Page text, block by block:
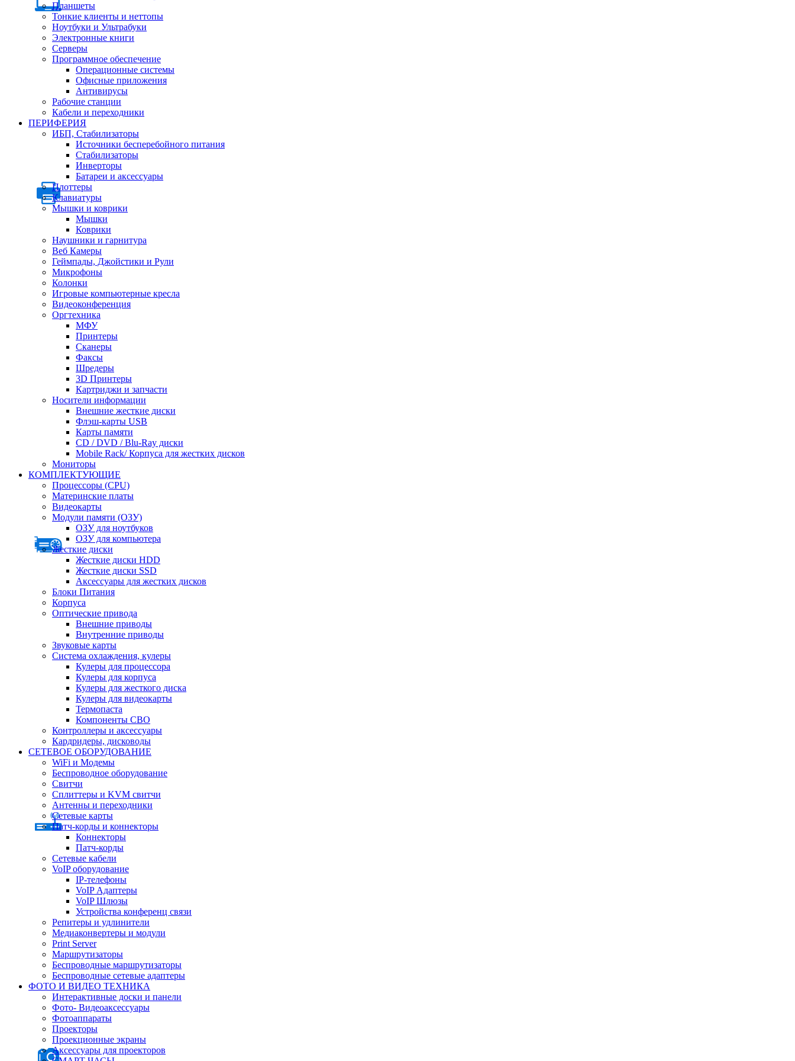
Планшеты
Тонкие клиенты и неттопы
Ноутбуки и Ультрабуки
Электронные книги
Серверы
Программное обеспечение
Операционные системы
Офисные приложения
Антивирусы
Рабочие станции
Кабели и переходники
ПЕРИФЕРИЯ
ИБП, Стабилизаторы
Источники бесперебойного питания
Стабилизаторы
Инверторы
Батареи и аксессуары
Плоттеры
Клавиатуры
Мышки и коврики
Мышки
Коврики
Наушники и гарнитура
Веб Камеры
Геймпады, Джойстики и Рули
Микрофоны
Колонки
Игровые компьютерные кресла
Видеоконференция
Оргтехника
МФУ
Принтеры
Сканеры
Факсы
Шредеры
3D Принтеры
Картриджи и запчасти
Носители информации
Внешние жесткие диски
Флэш-карты USB
Карты памяти
CD / DVD / Blu-Ray диски
Mobile Rack/ Корпуса для жестких дисков
Мониторы
КОМПЛЕКТУЮЩИЕ
Процессоры (CPU)
Материнские платы
Видеокарты
Модули памяти (ОЗУ)
ОЗУ для ноутбуков
ОЗУ для компьютера
Жесткие диски
Жесткие диски HDD
Жесткие диски SSD
Аксессуары для жестких дисков
Блоки Питания
Корпуса
Оптические привода
Внешние приводы
Внутренние приводы
Звуковые карты
Система охлаждения, кулеры
Кулеры для процессора
Кулеры для корпуса
Кулеры для жесткого диска
Кулеры для видеокарты
Термопаста
Компоненты СВО
Контроллеры и аксессуары
Кардридеры, дисководы
СЕТЕВОЕ ОБОРУДОВАНИЕ
WiFi и Модемы
Беспроводное оборудование
Свитчи
Сплиттеры и KVM свитчи
Антенны и переходники
Сетевые карты
Патч-корды и коннекторы
Коннекторы
Патч-корды
Сетевые кабели
VoIP оборудование
IP-телефоны
VoIP Адаптеры
VoIP Шлюзы
Устройства конференц связи
Репитеры и удлинители
Медиаконвертеры и модули
Print Server
Маршрутизаторы
Беспроводные маршрутизаторы
Беспроводные сетевые адаптеры
ФОТО И ВИДЕО ТЕХНИКА
Интерактивные доски и панели
Фото- Видеоаксессуары
Фотоаппараты
Проекторы
Проекционные экраны
Аксессуары для проекторов